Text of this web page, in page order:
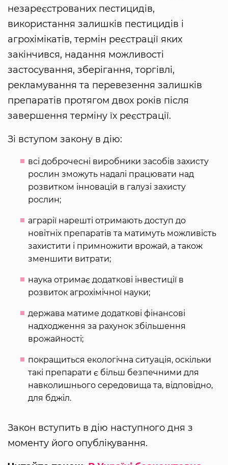
незареєстрованих пестицидів,
використання залишків пестицидів і
агрохімікатів, термін реєстрації яких
закінчився, надання можливості
застосування, зберігання, торгівлі,
рекламування та перевезення залишків
препаратів протягом двох років після
завершення терміну їх реєстрації.
Зі вступом закону в дію:
всі доброчесні виробники засобів захисту
рослин зможуть надалі працювати над
розвитком інновацій в галузі захисту
рослин;
аграрії нарешті отримають доступ до
новітніх препаратів та матимуть можливість
захистити і примножити врожай, а також
зменшити витрати;
наука отримає додаткові інвестиції в
розвиток агрохімічної науки;
держава матиме додаткові фінансові
надходження за рахунок збільшення
врожайності;
покращиться екологічна ситуація, оскільки
такі препарати є більш безпечними для
навколишнього середовища та, відповідно,
для бджіл.
Закон вступить в дію наступного дня з
моменту його опублікування.